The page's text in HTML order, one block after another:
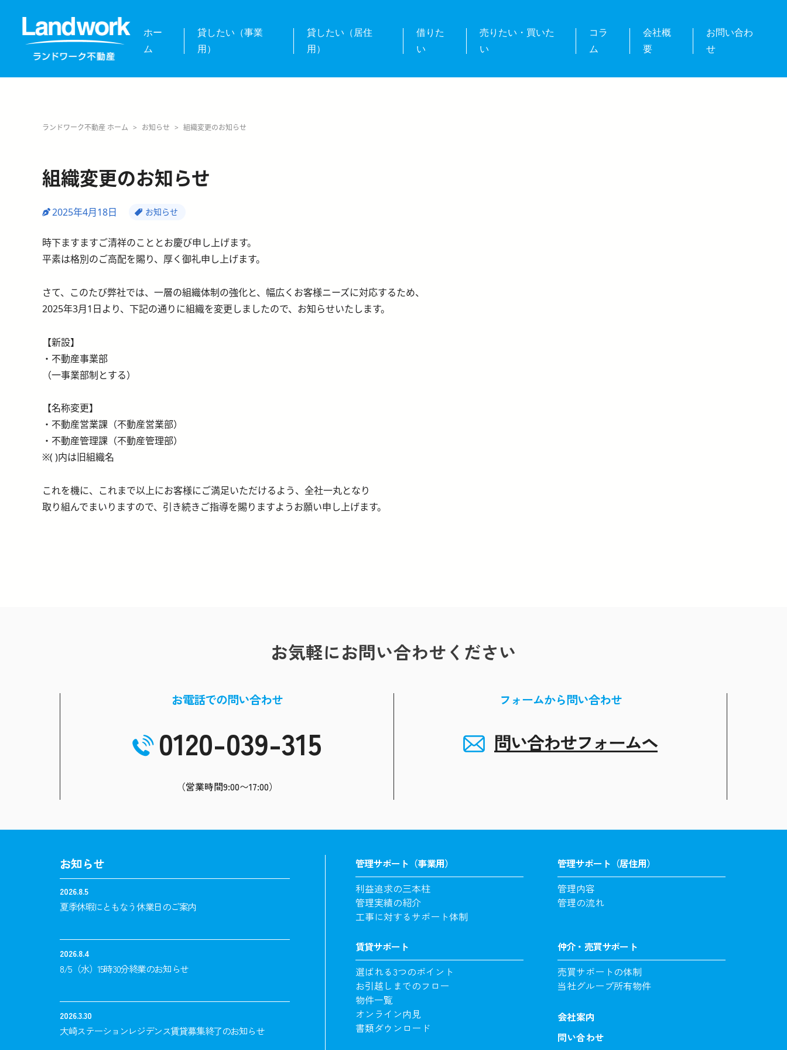
ホー
ム
貸したい（事業
用）
貸したい（居住
用）
借りた
い
売りたい・買いた
い
コラ
ム
会社概
要
お問い合わ
せ
ランドワーク不動産 ホーム > お知らせ > 組織変更のお知らせ
組織変更のお知らせ
2025年4月18日 お知らせ
時下ますますご清祥のこととお慶び申し上げます。
平素は格別のご高配を賜り、厚く御礼申し上げます。
さて、このたび弊社では、一層の組織体制の強化と、幅広くお客様ニーズに対応するため、
2025年3月1日より、下記の通りに組織を変更しましたので、お知らせいたします。
【新設】
・不動産事業部
（一事業部制とする）
【名称変更】
・不動産営業課（不動産営業部）
・不動産管理課（不動産管理部）
※( )内は旧組織名
これを機に、これまで以上にお客様にご満足いただけるよう、全社一丸となり
取り組んでまいりますので、引き続きご指導を賜りますようお願い申し上げます。
お気軽にお問い合わせください
お電話での問い合わせ
0120-039-315
（営業時間9:00〜17:00）
フォームから問い合わせ
問い合わせフォームヘ
お知らせ
2026.8.5
夏季休暇にともなう休業日のご案内
2026.8.4
8/5（水）15時30分終業のお知らせ
2026.3.30
大崎ステーションレジデンス賃貸募集終了のお知らせ
管理サポート（事業用）
利益追求の三本柱
管理実績の紹介
工事に対するサポート体制
賃貸サポート
選ばれる3つのポイント
お引越しまでのフロー
物件一覧
オンライン内見
書類ダウンロード
管理サポート（居住用）
管理内容
管理の流れ
仲介・売買サポート
売買サポートの体制
当社グループ所有物件
会社案内
問い合わせ